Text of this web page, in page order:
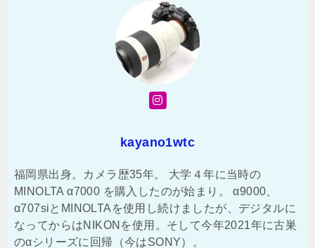
kayano1wtc
福岡県出身。カメラ歴35年。 大学４年に当時の
MINOLTA α7000 を購入したのが始まり。 α9000、
α707siとMINOLTAを使用し続けましたが、デジタルに
なってからはNIKONを使用。そして今年2021年に古巣
のαシリーズに回帰（今はSONY）。